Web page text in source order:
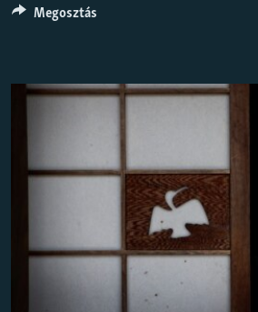
NER15
TÁRSADALOM
EURÓPAI UNIÓ
KLÍMAVÁLTOZÁS
Megosztás